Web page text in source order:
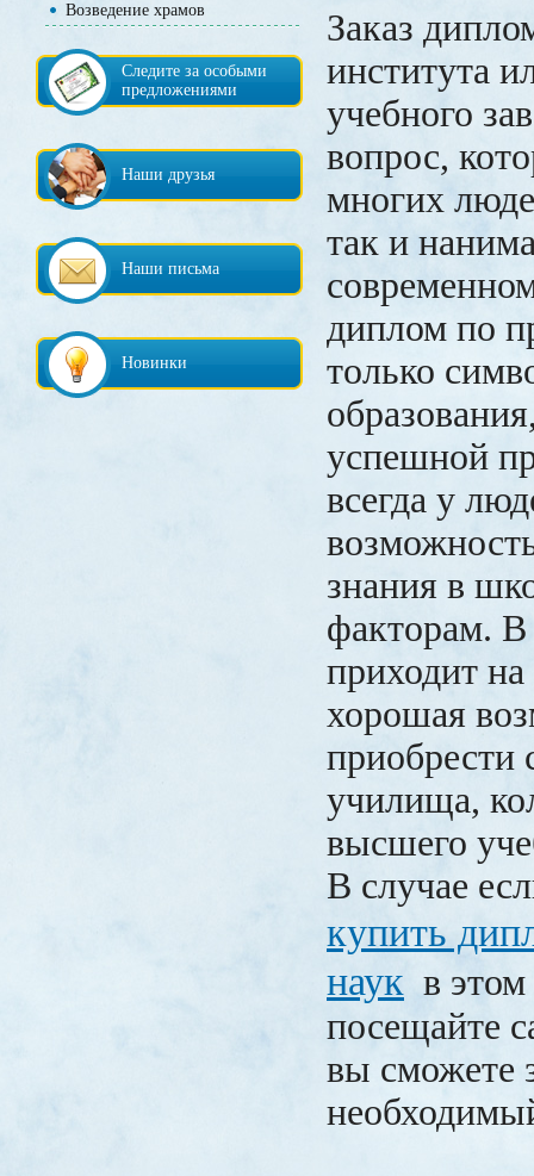
Возведение храмов
Следите за особыми
предложениями
Наши друзья
Наши письма
Новинки
Заказ
института
учебного
вопрос,
многих
так и
диплом по
только
успешной
всегда у
знания в
факторам. В
приходит
хорошая
приобрести
училища,
высшего
В случае
купить
наук в этом
посещайте
вы сможете